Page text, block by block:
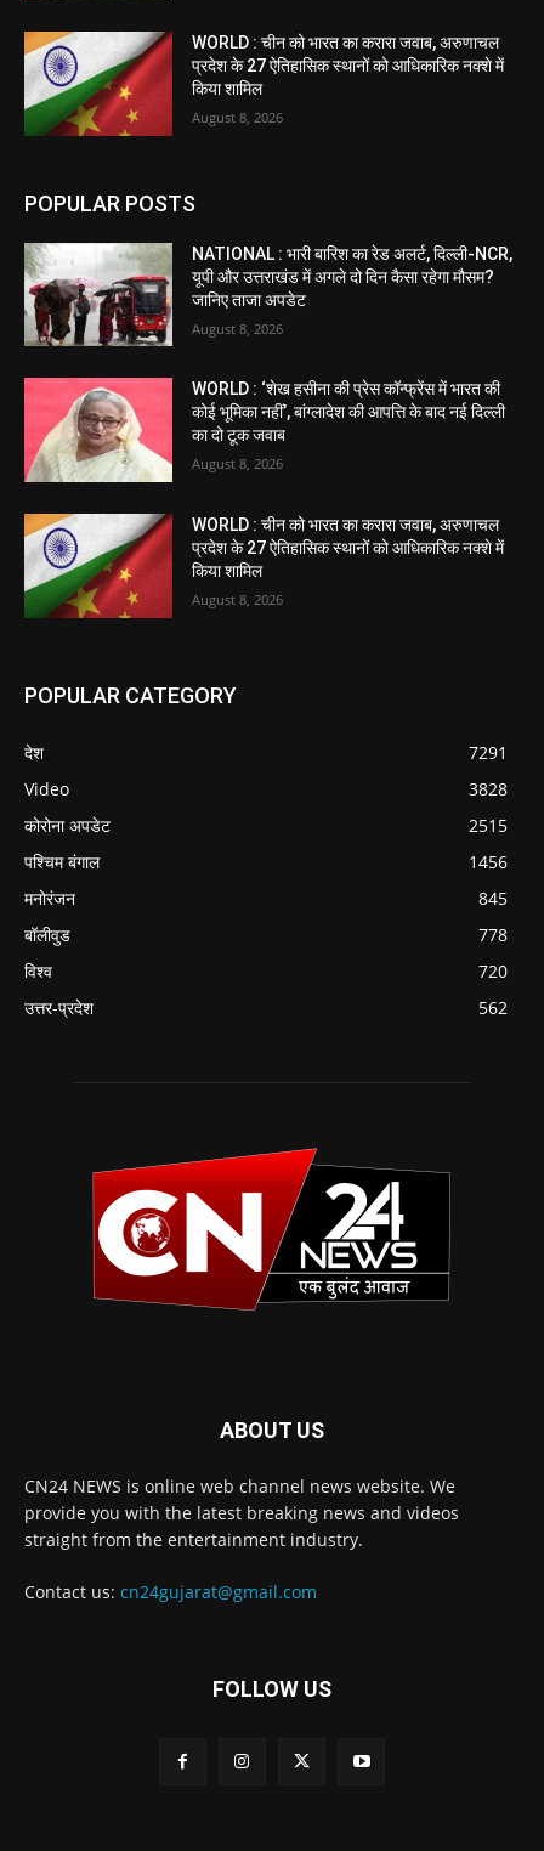
WORLD : चीन को भारत का करारा जवाब, अरुणाचल
प्रदेश के 27 ऐतिहासिक स्थानों को आधिकारिक नक्शे में
किया शामिल
August 8, 2026
POPULAR POSTS
NATIONAL : भारी बारिश का रेड अलर्ट, दिल्ली-NCR,
यूपी और उत्तराखंड में अगले दो दिन कैसा रहेगा मौसम?
जानिए ताजा अपडेट
August 8, 2026
WORLD : ‘शेख हसीना की प्रेस कॉन्फ्रेंस में भारत की
कोई भूमिका नहीं’, बांग्लादेश की आपत्ति के बाद नई दिल्ली
का दो टूक जवाब
August 8, 2026
WORLD : चीन को भारत का करारा जवाब, अरुणाचल
प्रदेश के 27 ऐतिहासिक स्थानों को आधिकारिक नक्शे में
किया शामिल
August 8, 2026
POPULAR CATEGORY
देश
7291
Video
3828
कोरोना अपडेट
2515
पश्चिम बंगाल
1456
मनोरंजन
845
बॉलीवुड
778
विश्व
720
उत्तर-प्रदेश
562
ABOUT US
CN24 NEWS is online web channel news website. We
provide you with the latest breaking news and videos
straight from the entertainment industry.
Contact us: cn24gujarat@gmail.com
FOLLOW US